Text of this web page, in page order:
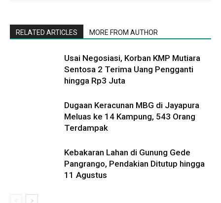
RELATED ARTICLES MORE FROM AUTHOR
Usai Negosiasi, Korban KMP Mutiara
Sentosa 2 Terima Uang Pengganti
hingga Rp3 Juta
Dugaan Keracunan MBG di Jayapura
Meluas ke 14 Kampung, 543 Orang
Terdampak
Kebakaran Lahan di Gunung Gede
Pangrango, Pendakian Ditutup hingga
11 Agustus